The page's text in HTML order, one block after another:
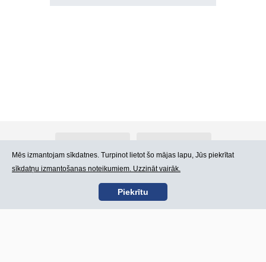
Kontakti Lietošanas noteikumi
Mēs izmantojam sīkdatnes. Turpinot lietot šo mājas lapu, Jūs piekrītat
sīkdatņu izmantošanas noteikumiem. Uzzināt vairāk.
Piekrītu